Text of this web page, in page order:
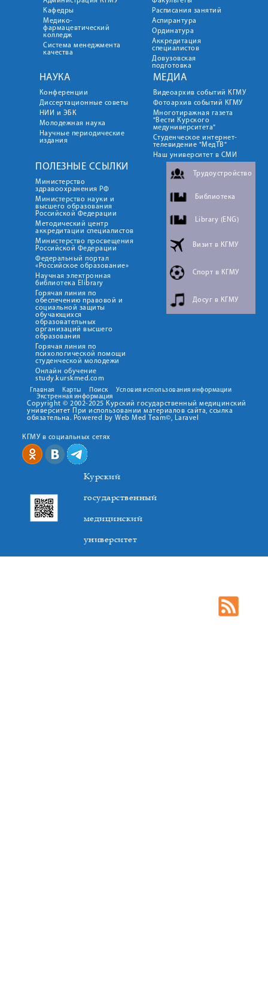
Кафедры
Медико-
фармацевтический
колледж
Система менеджмента
качества
Расписания занятий
Аспирантура
Ординатура
Аккредитация
специалистов
Довузовская
подготовка
НАУКА
Конференции
Диссертационные советы
НИИ и ЭБК
Молодежная наука
Научные периодические
издания
МЕДИА
Видеоархив событий КГМУ
Фотоархив событий КГМУ
Многотиражная газета
"Вести Курского
медуниверситета"
Студенческое интернет-
телевидение "МедТВ"
Наш университет в СМИ
ПОЛЕЗНЫЕ ССЫЛКИ
Министерство
здравоохранения РФ
Министерство науки и
высшего образования
Российской Федерации
Методический центр
аккредитации специалистов
Министерство просвещения
Российской Федерации
Федеральный портал
«Российское образование»
Научная электронная
библиотека Elibrary
Горячая линия по
обеспечению правовой и
социальной защиты
обучающихся
образовательных
организаций высшего
образования
Горячая линия по
психологической помощи
студенческой молодежи
Онлайн обучение
study.kurskmed.com
Трудоустройство
Библиотека
Library (ENG)
Визит в КГМУ
Спорт в КГМУ
Досуг в КГМУ
Главная Карты Поиск
Условия использования информации
Экстренная информация
Copyright © 2002-2025 Курский государственный медицинский
университет При использовании материалов сайта, ссылка
обязательна. Powered by Web Med Team©, Laravel
КГМУ в социальных сетях
Курский
государственный
медицинский
университет